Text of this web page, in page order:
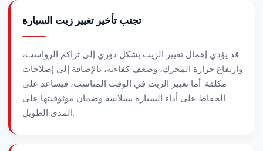
تجنب تأخير تغيير زيت السيارة
قد يؤدي إهمال تغيير الزيت بشكل دوري إلى تراكم الرواسب،
وارتفاع حرارة المحرك، وضعف كفاءته، بالإضافة إلى إصلاحات
مكلفة. أما تغيير الزيت في الوقت المناسب، فيساعد على
الحفاظ على أداء السيارة بسلاسة وضمان موثوقيتها على
المدى الطويل.